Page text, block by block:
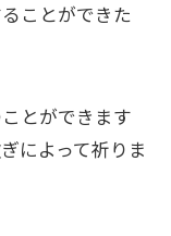
ことができた
とができます
によって祈りま